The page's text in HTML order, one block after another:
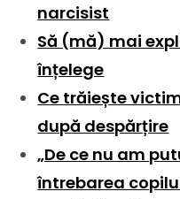
narcisist
Să (mă) mai
înțelege
Ce trăiește
după despărțire
„De ce nu am
întrebarea